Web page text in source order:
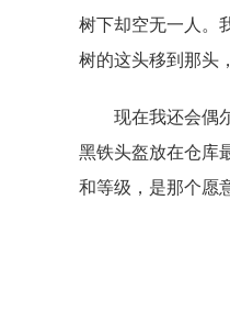
树下却空无一人。
树的这头移到那头
现在我还会偶
黑铁头盔放在仓库
和等级，是那个愿